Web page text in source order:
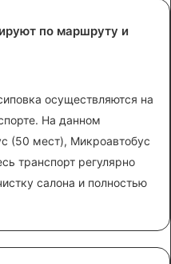
по маршруту и
осуществляются на
На данном
(50 мест), Микроавтобус
транспорт регулярно
салона и полностью